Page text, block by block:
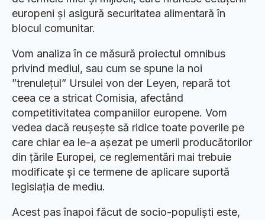
europeni și asigură securitatea alimentară în
blocul comunitar.
Vom analiza în ce măsură proiectul omnibus
privind mediul, sau cum se spune la noi
”trenulețul” Ursulei von der Leyen, repară tot
ceea ce a stricat Comisia, afectând
competitivitatea companiilor europene. Vom
vedea dacă reușește să ridice toate poverile pe
care chiar ea le-a așezat pe umerii producătorilor
din țările Europei, ce reglementări mai trebuie
modificate și ce termene de aplicare suportă
legislația de mediu.
Acest pas înapoi făcut de socio-populiști este,